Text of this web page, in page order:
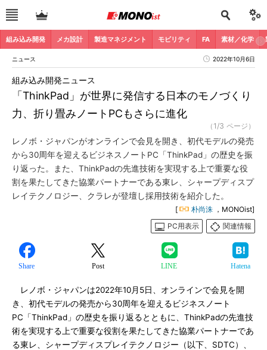
組み込み開発 メカ設計 製造マネジメント モビリティ FA 素材／化学
ニュース 2022年10月6日
「ThinkPad」が世界に発信する日本のモノづくり
力、折り畳みノートPCもさらに進化
組み込み開発ニュース
（1/3 ページ）
レノボ・ジャパンがオンラインで会見を開き、初代モデルの発売
から30周年を迎えるビジネスノートPC「ThinkPad」の歴史を振
り返った。また、ThinkPadの先進技術を実現する上で重要な役
割を果たしてきた協業パートナーである東レ、シャープディスプ
レイテクノロジー、クラレが登壇し採用技術を紹介した。
[ 朴尚洙 ，MONOist]
PC用表示
関連情報
Share Post LINE Hatena
レノボ・ジャパンは2022年10月5日、オンラインで会見を開
き、初代モデルの発売から30周年を迎えるビジネスノート
PC「ThinkPad」の歴史を振り返るとともに、ThinkPadの先進技
術を実現する上で重要な役割を果たしてきた協業パートナーであ
る東レ、シャープディスプレイテクノロジー（以下、SDTC）、